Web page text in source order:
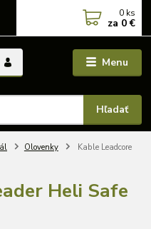
Menu
Hľadať
0 ks
za 0 €
Olovenky
Kable Leadcore
Heli Safe